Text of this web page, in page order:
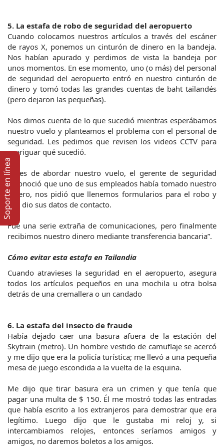
5. La estafa de robo de seguridad del aeropuerto
Cuando colocamos nuestros artículos a través del escáner
de rayos X, ponemos un cinturón de dinero en la bandeja.
Nos habían apurado y perdimos de vista la bandeja por
unos momentos. En ese momento, uno (o más) del personal
de seguridad del aeropuerto entró en nuestro cinturón de
dinero y tomó todas las grandes cuentas de baht tailandés
(pero dejaron las pequeñas).
Nos dimos cuenta de lo que sucedió mientras esperábamos
nuestro vuelo y planteamos el problema con el personal de
seguridad. Les pedimos que revisen los videos CCTV para
averiguar qué sucedió.
Antes de abordar nuestro vuelo, el gerente de seguridad
reconoció que uno de sus empleados había tomado nuestro
dinero, nos pidió que llenemos formularios para el robo y
nos dio sus datos de contacto.
Fue una serie extraña de comunicaciones, pero finalmente
recibimos nuestro dinero mediante transferencia bancaria”.
Cómo evitar esta estafa en Tailandia
Cuando atravieses la seguridad en el aeropuerto, asegura
todos los artículos pequeños en una mochila u otra bolsa
detrás de una cremallera o un candado
6. La estafa del insecto de fraude
Había dejado caer una basura afuera de la estación del
Skytrain (metro). Un hombre vestido de camuflaje se acercó
y me dijo que era la policía turística; me llevó a una pequeña
mesa de juego escondida a la vuelta de la esquina.
Me dijo que tirar basura era un crimen y que tenía que
pagar una multa de $ 150. Él me mostró todas las entradas
que había escrito a los extranjeros para demostrar que era
legítimo. Luego dijo que le gustaba mi reloj y, si
intercambiamos relojes, entonces seríamos amigos y
amigos, no daremos boletos a los amigos.
Soporte en lí­nea